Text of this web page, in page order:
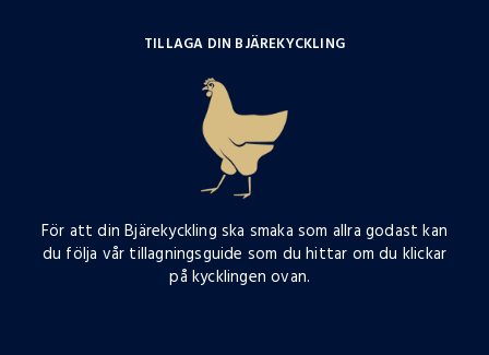
TILLAGA DIN BJÄREKYCKLING
För att din Bjärekyckling ska smaka som allra godast kan
du följa vår tillagningsguide som du hittar om du klickar
på kycklingen ovan.